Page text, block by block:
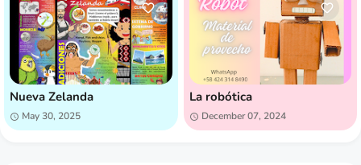
Nueva Zelanda
May 30, 2025
La robótica
December 07, 2024